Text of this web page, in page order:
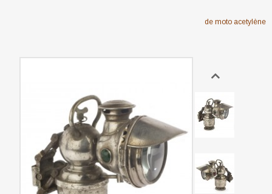
de moto acetylène